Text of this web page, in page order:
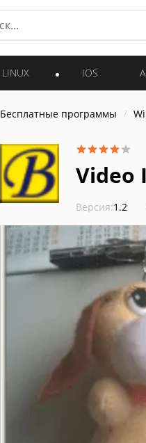
LINUX IOS
Бесплатные программы
Video
Версия:1.2